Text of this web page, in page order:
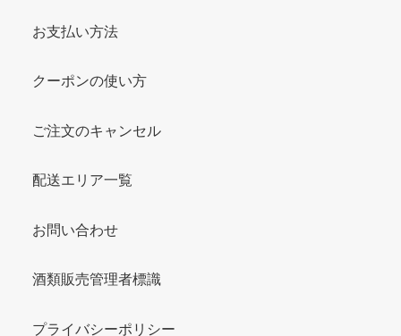
お支払い方法
クーポンの使い方
ご注文のキャンセル
配送エリア一覧
お問い合わせ
酒類販売管理者標識
プライバシーポリシー